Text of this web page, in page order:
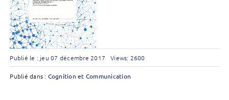
Publié le : jeu 07 décembre 2017 Views: 2600
Publié dans : Cognition et Communication